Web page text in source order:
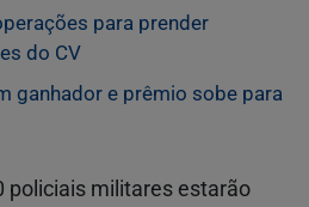
para prender
do CV
ganhador e prêmio sobe para
policiais militares estarão